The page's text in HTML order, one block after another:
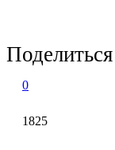
0
1825